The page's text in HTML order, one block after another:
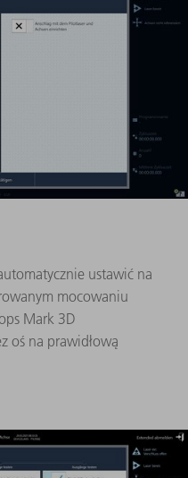
ustawić na
mocowaniu
Mark 3D
oś na prawidłową